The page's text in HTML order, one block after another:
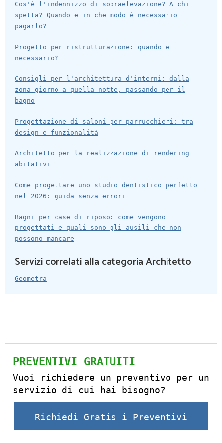
Cos'è l'indennizzo di sopraelevazione? A chi
spetta? Quando e in che modo è necessario
pagarlo?
Progetto per ristrutturazione: quando è
necessario?
Consigli per l'architettura d'interni: dalla
zona giorno a quella notte, passando per il
bagno
Progettazione di saloni per parrucchieri: tra
design e funzionalità
Architetto per la realizzazione di rendering
abitativi
Come progettare uno studio dentistico perfetto
nel 2026: guida senza errori
Bagni per case di riposo: come vengono
progettati e quali sono gli ausili che non
possono mancare
Servizi correlati alla categoria Architetto
Geometra
PREVENTIVI GRATUITI
Vuoi richiedere un preventivo per un
servizio di cui hai bisogno?
Richiedi Gratis i Preventivi